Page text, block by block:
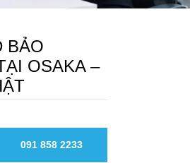
BẢO
OSAKA –
091 858 2233